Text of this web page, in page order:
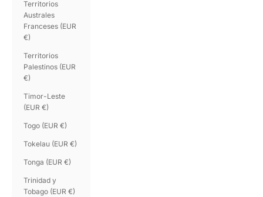
Territorios
Australes
Franceses (EUR
€)
Territorios
Palestinos (EUR
€)
Timor-Leste
(EUR €)
Togo (EUR €)
Tokelau (EUR €)
Tonga (EUR €)
Trinidad y
Tobago (EUR €)